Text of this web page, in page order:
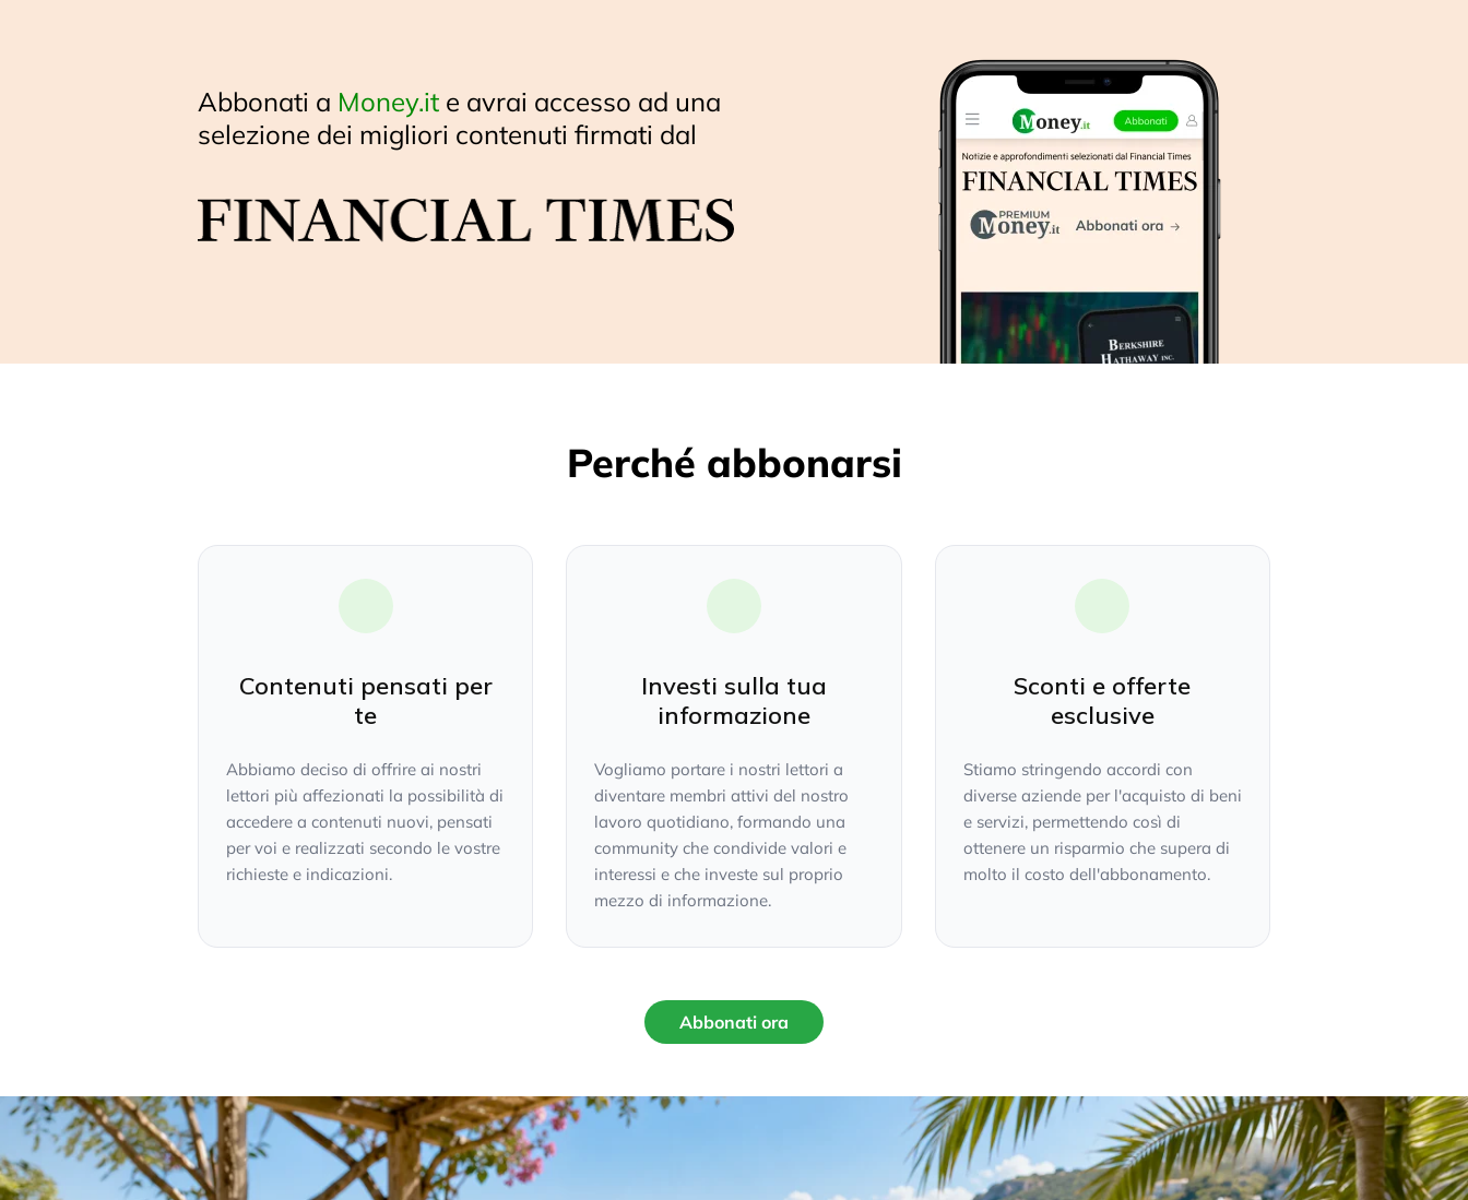
Abbonati a Money.it e avrai accesso ad una
selezione dei migliori contenuti firmati dal
Perché abbonarsi
Contenuti pensati per
te
Abbiamo deciso di offrire ai nostri
lettori più affezionati la possibilità di
accedere a contenuti nuovi, pensati
per voi e realizzati secondo le vostre
richieste e indicazioni.
Investi sulla tua
informazione
Vogliamo portare i nostri lettori a
diventare membri attivi del nostro
lavoro quotidiano, formando una
community che condivide valori e
interessi e che investe sul proprio
mezzo di informazione.
Sconti e offerte
esclusive
Stiamo stringendo accordi con
diverse aziende per l'acquisto di beni
e servizi, permettendo così di
ottenere un risparmio che supera di
molto il costo dell'abbonamento.
Abbonati ora